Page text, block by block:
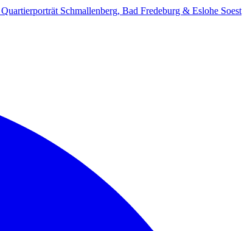
Quartierporträt Schmallenberg, Bad Fredeburg & Eslohe Soest